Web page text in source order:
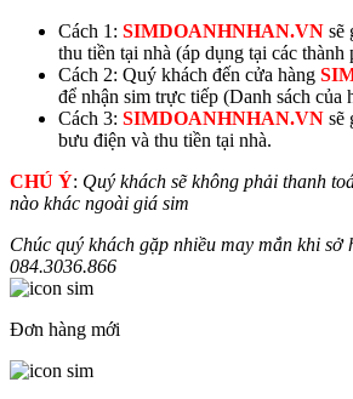
Cách 1: SIMDOANHNHAN.VN sẽ
thu tiền tại nhà (áp dụng tại các
Cách 2: Quý khách đến cửa hàng
để nhận sim trực tiếp (Danh sách của
Cách 3: SIMDOANHNHAN.VN sẽ
bưu điện và thu tiền tại nhà.
CHÚ Ý: Quý khách sẽ không phải thanh
nào khác ngoài giá sim
Chúc quý khách gặp nhiều may mắn khi sở
084.3036.866
Đơn hàng mới